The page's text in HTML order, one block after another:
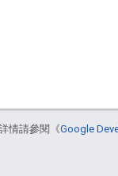
情請參閱《Google